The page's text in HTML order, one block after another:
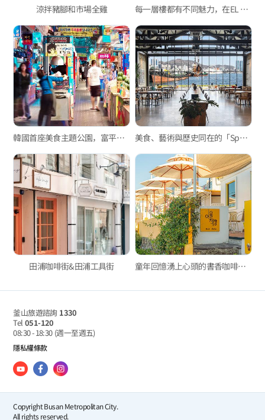
涼拌豬腳和市場全雞 每一層樓都有不同魅力，在EL 16.52欣賞最特別的松島海景
韓國首座美食主題公園，富平罐頭夜市 美食、藝術與歷史同在的「Space oneZ」
田浦咖啡街&田浦工具街 童年回憶湧上心頭的書香咖啡廳，白淺灘文化村的「淺灘書櫃」
釜山旅遊諮詢 1330
Tel 051-120
08:30 - 18:30 (週一至週五)
隱私權條款
Copyright Busan Metropolitan City.
All rights reserved.